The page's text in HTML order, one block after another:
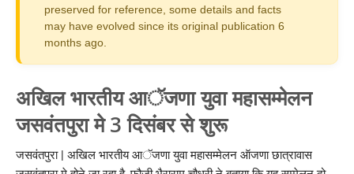
राजस्थान
खेल
शिक्षा
लाइफस्टाइल
preserved for reference, some details and facts
may have evolved since its original publication 6
months ago.
अखिल भारतीय आॅजणा युवा महासम्मेलन
जसवंतपुरा मे 3 दिसंबर से शुरू
जसवंतपुरा | अखिल भारतीय आॅजणा युवा महासम्मेलन ऑजणा छात्रावास